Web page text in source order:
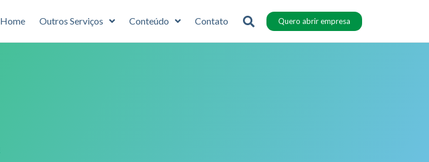
Home Outros Serviços Conteúdo Contato Quero abrir empresa